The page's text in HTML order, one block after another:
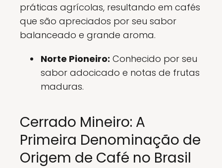
práticas agrícolas, resultando em cafés
que são apreciados por seu sabor
balanceado e grande aroma.
Norte Pioneiro: Conhecido por seu
sabor adocicado e notas de frutas
maduras.
Cerrado Mineiro: A
Primeira Denominação de
Origem de Café no Brasil